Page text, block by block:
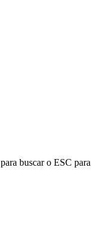
buscar o ESC para